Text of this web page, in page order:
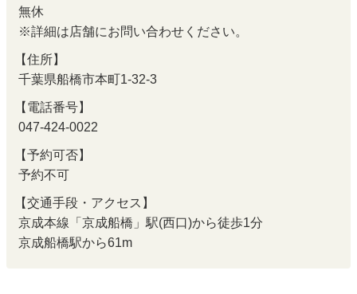
無休
※詳細は店舗にお問い合わせください。
【住所】
千葉県船橋市本町1-32-3
【電話番号】
047-424-0022
【予約可否】
予約不可
【交通手段・アクセス】
京成本線「京成船橋」駅(西口)から徒歩1分
京成船橋駅から61m